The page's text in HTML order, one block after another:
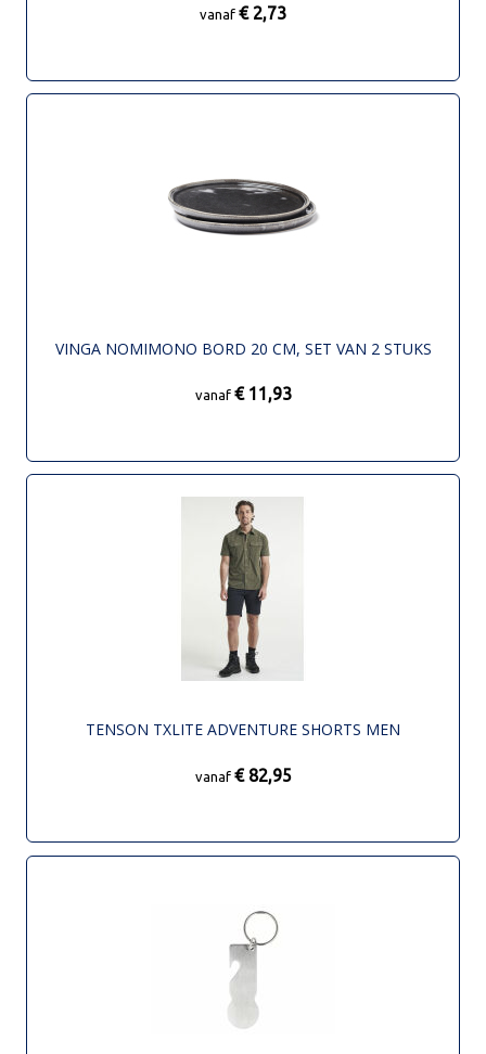
vanaf € 2,73
VINGA NOMIMONO BORD 20 CM, SET VAN 2 STUKS
vanaf € 11,93
TENSON TXLITE ADVENTURE SHORTS MEN
vanaf € 82,95